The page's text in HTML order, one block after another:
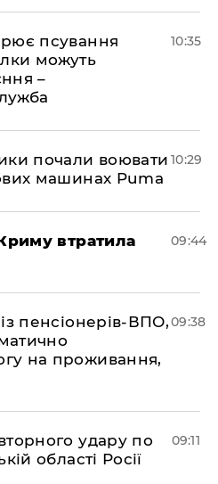
псування
можуть
–
10:35
почали воювати
машинах Puma
10:29
втратила
09:44
пенсіонерів-ВПО,
на проживання,
09:38
удару по
області Росії
09:11